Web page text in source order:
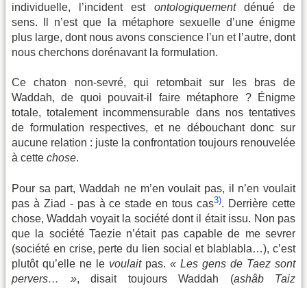
individuelle, l’incident est ontologiquementdénué de
sens. Il n’est que la métaphore sexuelle d’une énigme
plus large, dont nous avons conscience l’un et l’autre, dont
nous cherchons dorénavant la formulation.
Ce chaton non-sevré, qui retombait sur les bras de
Waddah, de quoi pouvait-il faire métaphore ? Énigme
totale, totalement incommensurable dans nos tentatives
de formulation respectives, et ne débouchant donc sur
aucune relation : juste la confrontation toujours renouvelée
à cette chose.
Pour sa part, Waddah ne m’en voulait pas, il n’en voulait
pas à Ziad - pas à ce stade en tous cas3). Derrière cette
chose, Waddah voyait la société dont il était issu. Non pas
que la société Taezie n’était pas capable de me sevrer
(société en crise, perte du lien social et blablabla…), c’est
plutôt qu’elle ne le voulaitpas. « Les gens de Taez sont
pervers… », disait toujours Waddah (ashâb Taiz